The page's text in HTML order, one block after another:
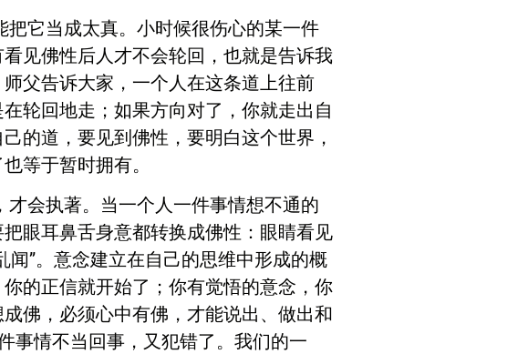
它当成太真。小时候很伤心的某一件
见佛性后人才不会轮回，也就是告诉我
父告诉大家，一个人在这条道上往前
轮回地走；如果方向对了，你就走出自
的道，要见到佛性，要明白这个世界，
等于暂时拥有。
会执著。当一个人一件事情想不通的
眼耳鼻舌身意都转换成佛性：眼睛看见
”。意念建立在自己的思维中形成的概
的正信就开始了；你有觉悟的意念，你
佛，必须心中有佛，才能说出、做出和
事情不当回事，又犯错了。我们的一